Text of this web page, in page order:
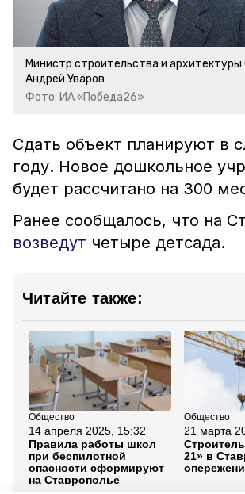
Министр строительства и архитектуры
Андрей Уваров
Фото: ИА «Победа26»
Сдать объект планируют в
году. Новое дошкольное
будет рассчитано на 300
Ранее сообщалось, что на
возведут четыре детсада.
Читайте также:
Общество
14 апреля 2025, 15:32
Правила работы школ
при беспилотной
опасности сформируют
на Ставрополье
Общество
21 марта
21» в